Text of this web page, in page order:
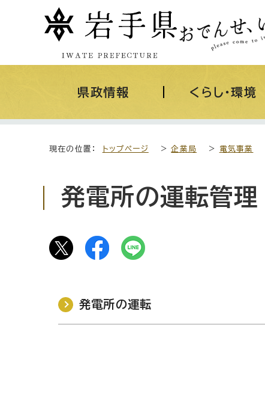
県政情報 くらし・環境
現在の位置： トップページ >企業局 > 電気事業
発電所の運転管理
発電所の運転